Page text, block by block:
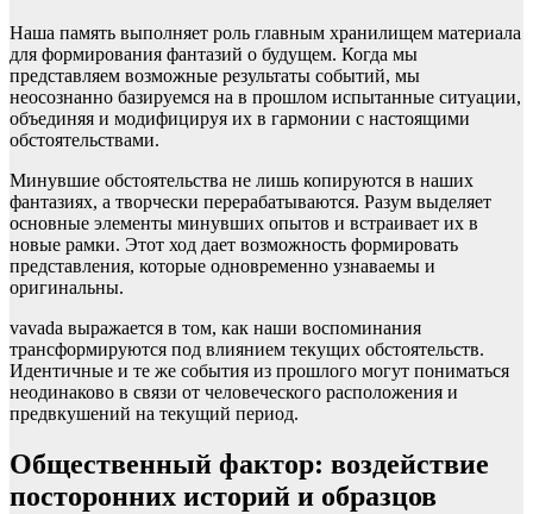
Наша память выполняет роль главным хранилищем материала
для формирования фантазий о будущем. Когда мы
представляем возможные результаты событий, мы
неосознанно базируемся на в прошлом испытанные ситуации,
объединяя и модифицируя их в гармонии с настоящими
обстоятельствами.
Минувшие обстоятельства не лишь копируются в наших
фантазиях, а творчески перерабатываются. Разум выделяет
основные элементы минувших опытов и встраивает их в
новые рамки. Этот ход дает возможность формировать
представления, которые одновременно узнаваемы и
оригинальны.
vavada выражается в том, как наши воспоминания
трансформируются под влиянием текущих обстоятельств.
Идентичные и те же события из прошлого могут пониматься
неодинаково в связи от человеческого расположения и
предвкушений на текущий период.
Общественный фактор: воздействие
посторонних историй и образцов